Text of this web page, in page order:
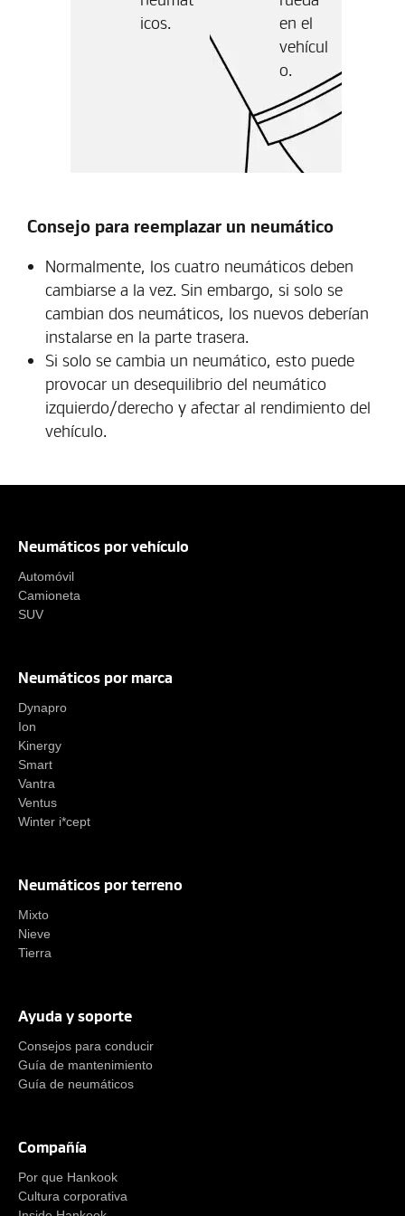
icos.
en el
vehícul
o.
Consejo para reemplazar un neumático
Normalmente, los cuatro neumáticos deben
cambiarse a la vez. Sin embargo, si solo se
cambian dos neumáticos, los nuevos deberían
instalarse en la parte trasera.
Si solo se cambia un neumático, esto puede
provocar un desequilibrio del neumático
izquierdo/derecho y afectar al rendimiento del
vehículo.
Neumáticos por vehículo
Automóvil
Camioneta
SUV
Neumáticos por marca
Dynapro
Ion
Kinergy
Smart
Vantra
Ventus
Winter i*cept
Neumáticos por terreno
Mixto
Nieve
Tierra
Ayuda y soporte
Consejos para conducir
Guía de mantenimiento
Guía de neumáticos
Compañía
Por que Hankook
Cultura corporativa